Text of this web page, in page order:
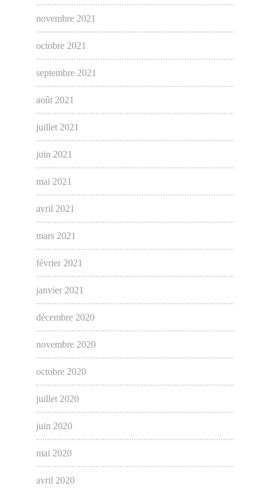
novembre 2021
octobre 2021
septembre 2021
août 2021
juillet 2021
juin 2021
mai 2021
avril 2021
mars 2021
février 2021
janvier 2021
décembre 2020
novembre 2020
octobre 2020
juillet 2020
juin 2020
mai 2020
avril 2020